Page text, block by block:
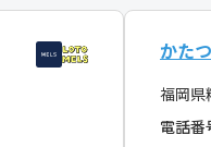
かた
福岡
電話番